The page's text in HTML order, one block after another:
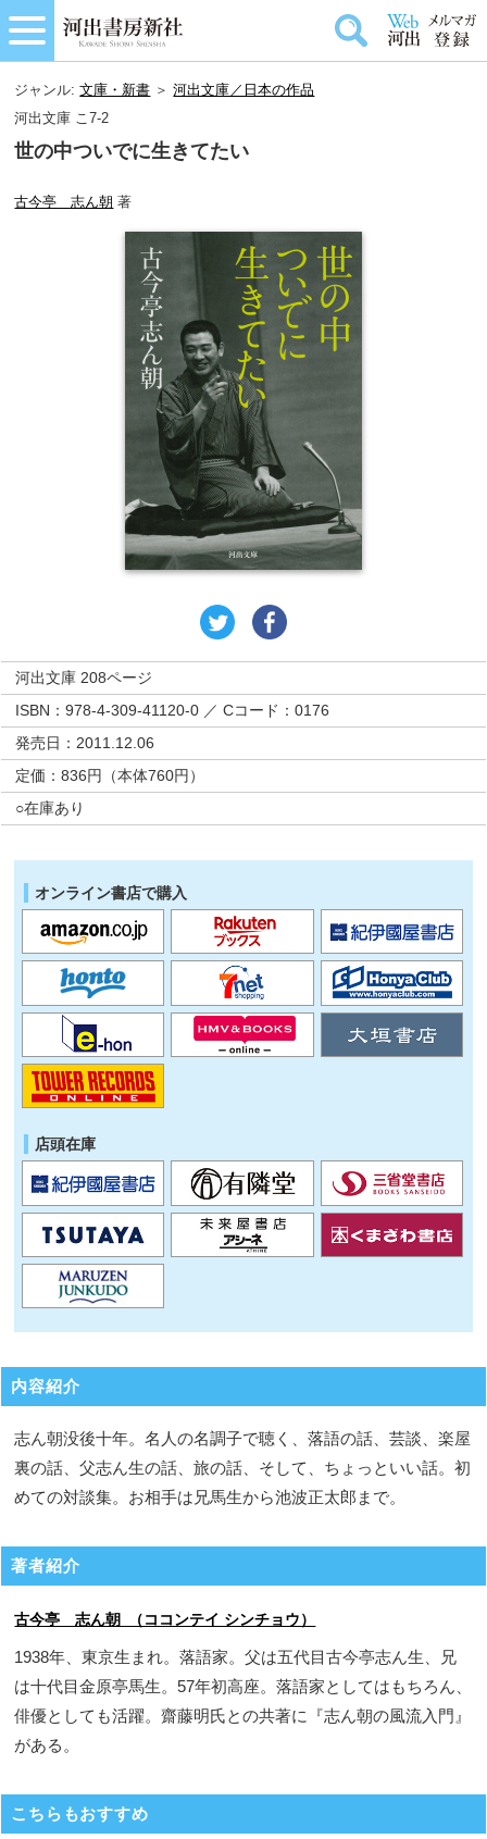
ジャンル:文庫・新書 ＞河出文庫／日本の作品
河出文庫 こ7-2
世の中ついでに生きてたい
古今亭 志ん朝 著
河出文庫 208ページ
ISBN：978-4-309-41120-0 ／ Cコード：0176
発売日：2011.12.06
定価：836円（本体760円）
○在庫あり
オンライン書店で購入
店頭在庫
内容紹介
志ん朝没後十年。名人の名調子で聴く、落語の話、芸談、楽屋
裏の話、父志ん生の話、旅の話、そして、ちょっといい話。初
めての対談集。お相手は兄馬生から池波正太郎まで。
著者紹介
古今亭 志ん朝 （ココンテイ シンチョウ）
1938年、東京生まれ。落語家。父は五代目古今亭志ん生、兄
は十代目金原亭馬生。57年初高座。落語家としてはもちろん、
俳優としても活躍。齋藤明氏との共著に『志ん朝の風流入門』
がある。
こちらもおすすめ